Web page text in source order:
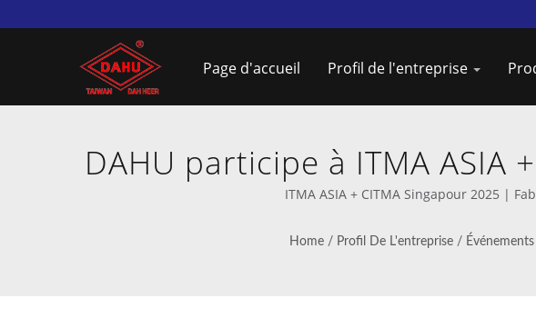
Page d'accueil Profil de l'entreprise
DAHU participe à ITMA ASIA
machines à
ITMA ASIA + CITMA Singapour 2025 |
Home / Profil De L'entreprise /